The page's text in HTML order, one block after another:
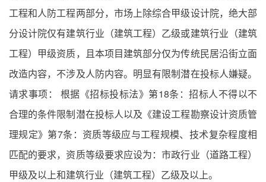
工程和人防工程两部分，市场上除综合甲级设计院，绝大部
分设计院仅有建筑行业（建筑工程）乙级或建筑行业（建筑
工程）甲级资质，且本项目建筑部分仅为传统民居沿街立面
改造内容，不涉及人防内容。明显有限制潜在投标人嫌疑。
请求事项： 根据《招标投标法》第18条：招标人不得以不
合理的条件限制潜在投标人以及《建设工程勘察设计资质管
理规定》第7条：资质等级应与工程规模、技术复杂程度相
匹配的要求，资质等级要求应设为：市政行业（道路工程）
甲级及以上和建筑行业（建筑工程）乙级及以上。